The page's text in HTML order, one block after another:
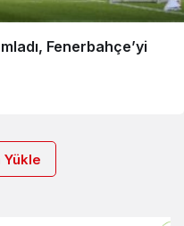
Fenerbahçe’yi
Yükle